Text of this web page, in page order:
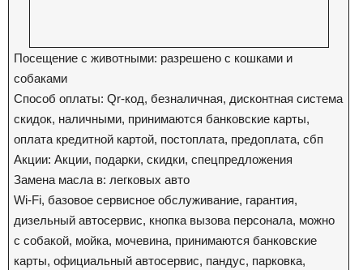
Посещение с животными: разрешено с кошками и
собаками
Способ оплаты: Qr-код, безналичная, дисконтная система
скидок, наличными, принимаются банковские карты,
оплата кредитной картой, постоплата, предоплата, сбп
Акции: Акции, подарки, скидки, спецпредложения
Замена масла в: легковых авто
Wi-Fi, базовое сервисное обслуживание, гарантия,
дизельный автосервис, кнопка вызова персонала, можно
с собакой, мойка, мочевина, принимаются банковские
карты, официальный автосервис, пандус, парковка,